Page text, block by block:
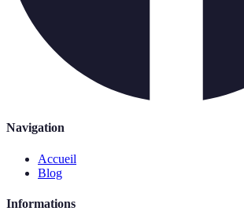
Navigation
Accueil
Blog
Informations